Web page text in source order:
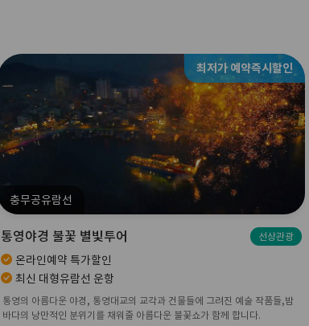
최저가 예약즉시할인
충무공유람선
통영야경 불꽃 별빛투어 선상관광
온라인예약 특가할인
최신 대형유람선 운항
통영의 아름다운 야경, 통영대교의 교각과 건물들에 그려진 예술 작품들,밤
바다의 낭만적인 분위기를 채워줄 아름다운 불꽃쇼가 함께 합니다.